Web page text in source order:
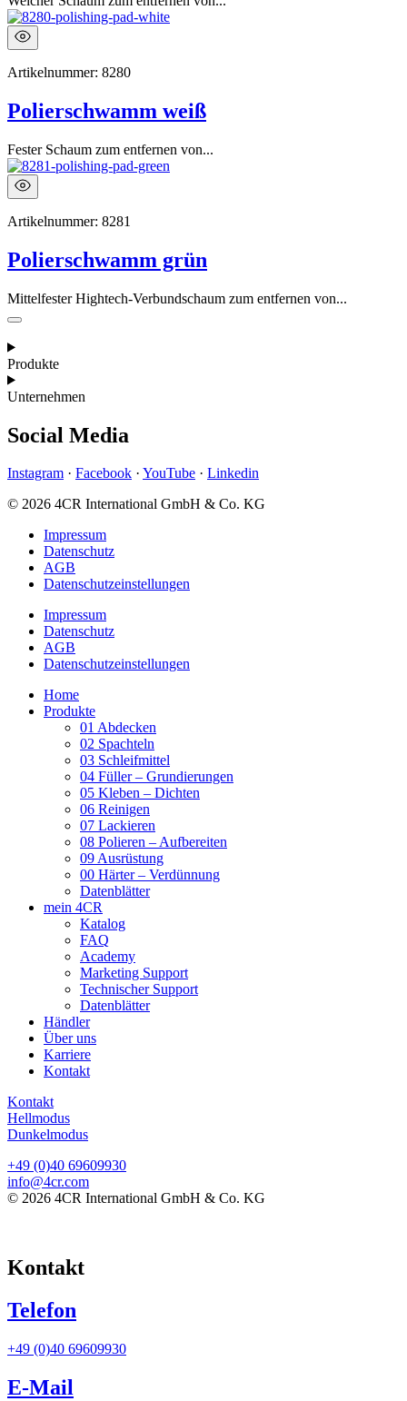
Artikelnummer: 8280
Polierschwamm weiß
Fester Schaum zum entfernen von...
Artikelnummer: 8281
Polierschwamm grün
Mittelfester Hightech-Verbundschaum zum entfernen von...
Produkte
Unternehmen
Social Media
Instagram · Facebook · YouTube · Linkedin
© 2026 4CR International GmbH & Co. KG
Impressum
Datenschutz
AGB
Datenschutz­­einstellungen
Impressum
Datenschutz
AGB
Datenschutz­­einstellungen
Home
Produkte
01 Abdecken
02 Spachteln
03 Schleifmittel
04 Füller – Grundierungen
05 Kleben – Dichten
06 Reinigen
07 Lackieren
08 Polieren – Aufbereiten
09 Ausrüstung
00 Härter – Verdünnung
Datenblätter
mein 4CR
Katalog
FAQ
Academy
Marketing Support
Technischer Support
Datenblätter
Händler
Über uns
Karriere
Kontakt
Kontakt
Hellmodus
Dunkelmodus
+49 (0)40 69609930
info@4cr.com
© 2026 4CR International GmbH & Co. KG
Kontakt
Telefon
+49 (0)40 69609930
E-Mail